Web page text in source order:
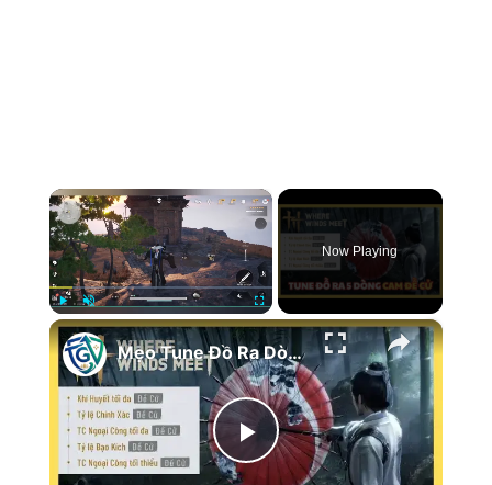
×
Play Unmute Fullscreen
Now Playing
×
Play Video
Mẹo Tune Đồ Ra Dòng Cam Đúng Lưu Phái | Hiệu Chỉnh Trang Bị Chuẩn Cho Where Winds Meet